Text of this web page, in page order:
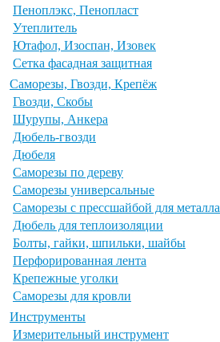
Пеноплэкс, Пенопласт
Утеплитель
Ютафол, Изоспан, Изовек
Сетка фасадная защитная
Саморезы, Гвозди, Крепёж
Гвозди, Скобы
Шурупы, Анкера
Дюбель-гвозди
Дюбеля
Саморезы по дереву
Саморезы универсальные
Саморезы с прессшайбой для металла
Дюбель для теплоизоляции
Болты, гайки, шпильки, шайбы
Перфорированная лента
Крепежные уголки
Саморезы для кровли
Инструменты
Измерительный инструмент